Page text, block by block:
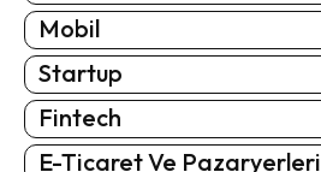
Mobil
Startup
Fintech
E-Ticaret Ve Pazaryerleri